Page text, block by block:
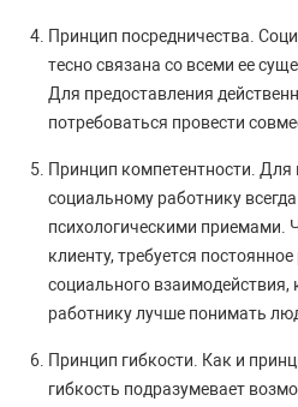
Принцип посредничества.
тесно связана со всеми ее
Для предоставления
потребоваться провести
Принцип компетентности.
социальному работнику
психологическими приемами.
клиенту, требуется
социального
работнику лучше понимать
Принцип гибкости. Как и
гибкость подразумевает